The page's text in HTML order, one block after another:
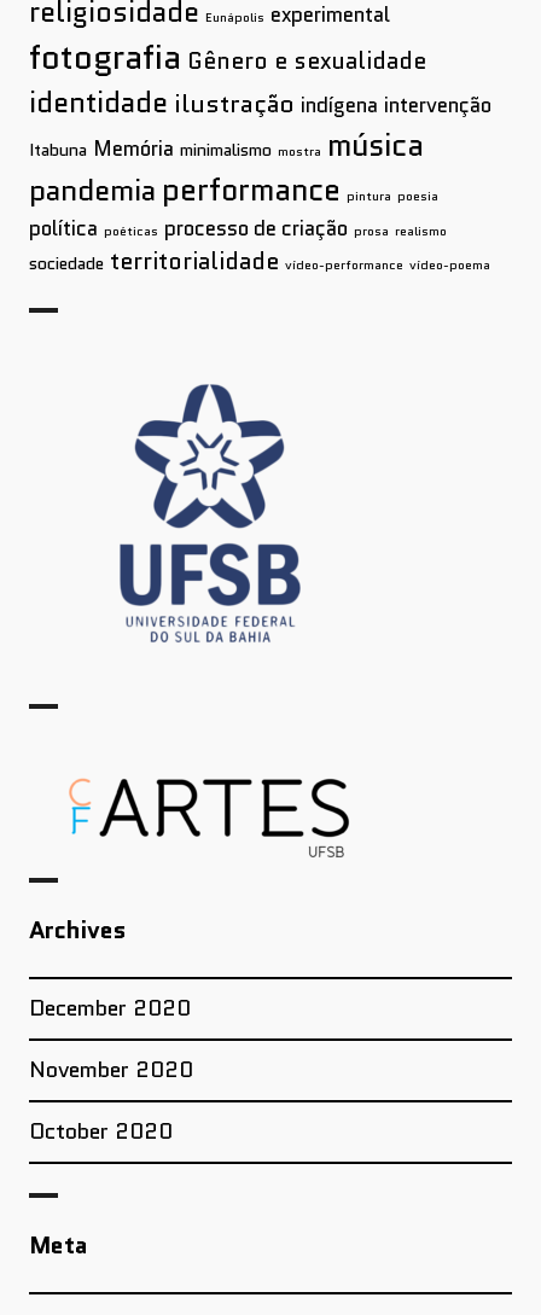
religiosidade Eunápolis experimental
fotografia Gênero e sexualidade
identidade ilustração indígena intervenção
Itabuna Memória minimalismo mostra música
pandemia performance pintura poesia
política poéticas processo de criação prosa realismo
sociedade territorialidade vídeo-performance vídeo-poema
Archives
December 2020
November 2020
October 2020
Meta